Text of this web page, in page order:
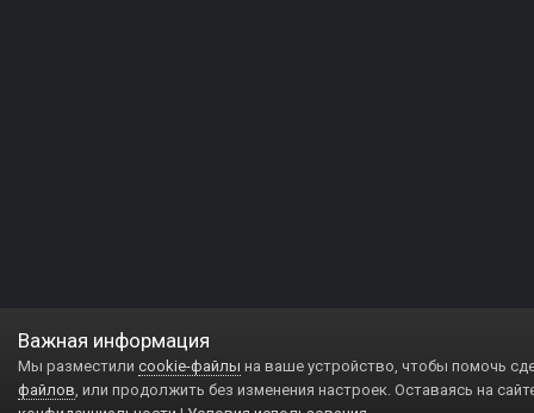
Важная информация
Мы разместили cookie-файлы на ваше устройство, чтобы помочь
файлов, или продолжить без изменения настроек. Оставаясь на